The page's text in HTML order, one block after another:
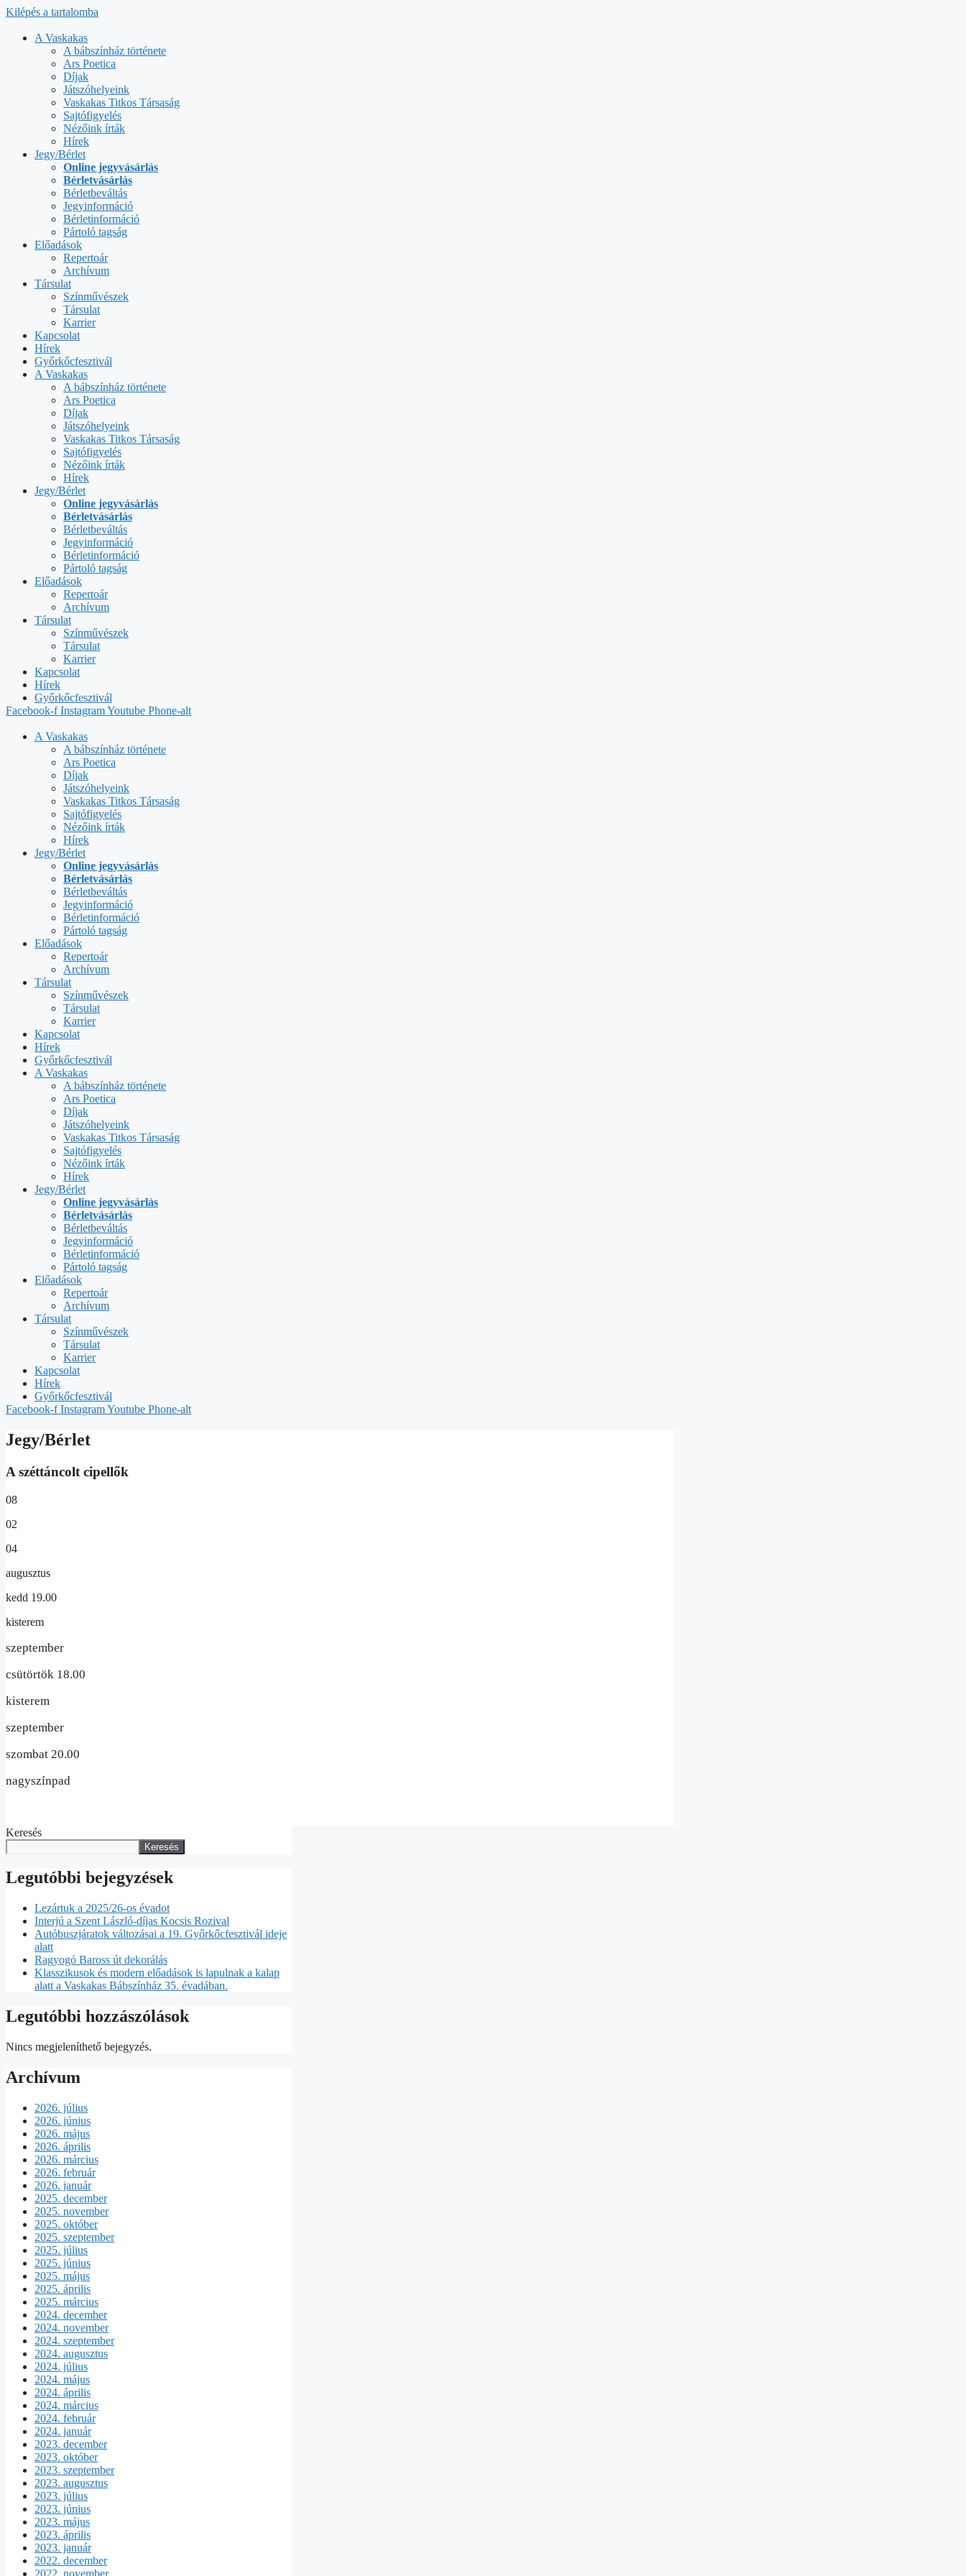
Kilépés a tartalomba
A Vaskakas
A bábszínház története
Ars Poetica
Díjak
Játszóhelyeink
Vaskakas Titkos Társaság
Sajtófigyelés
Nézőink írták
Hírek
Jegy/Bérlet
Online jegyvásárlás
Bérletvásárlás
Bérletbeváltás
Jegyinformáció
Bérletinformáció
Pártoló tagság
Előadások
Repertoár
Archívum
Társulat
Színművészek
Társulat
Karrier
Kapcsolat
Hírek
Győrkőcfesztivál
A Vaskakas
A bábszínház története
Ars Poetica
Díjak
Játszóhelyeink
Vaskakas Titkos Társaság
Sajtófigyelés
Nézőink írták
Hírek
Jegy/Bérlet
Online jegyvásárlás
Bérletvásárlás
Bérletbeváltás
Jegyinformáció
Bérletinformáció
Pártoló tagság
Előadások
Repertoár
Archívum
Társulat
Színművészek
Társulat
Karrier
Kapcsolat
Hírek
Győrkőcfesztivál
Facebook-f InstagramYoutube Phone-alt
A Vaskakas
A bábszínház története
Ars Poetica
Díjak
Játszóhelyeink
Vaskakas Titkos Társaság
Sajtófigyelés
Nézőink írták
Hírek
Jegy/Bérlet
Online jegyvásárlás
Bérletvásárlás
Bérletbeváltás
Jegyinformáció
Bérletinformáció
Pártoló tagság
Előadások
Repertoár
Archívum
Társulat
Színművészek
Társulat
Karrier
Kapcsolat
Hírek
Győrkőcfesztivál
A Vaskakas
A bábszínház története
Ars Poetica
Díjak
Játszóhelyeink
Vaskakas Titkos Társaság
Sajtófigyelés
Nézőink írták
Hírek
Jegy/Bérlet
Online jegyvásárlás
Bérletvásárlás
Bérletbeváltás
Jegyinformáció
Bérletinformáció
Pártoló tagság
Előadások
Repertoár
Archívum
Társulat
Színművészek
Társulat
Karrier
Kapcsolat
Hírek
Győrkőcfesztivál
Facebook-f InstagramYoutube Phone-alt
Jegy/Bérlet
A széttáncolt cipellők
08
02
04
augusztus
kedd 19.00
kisterem
szeptember
csütörtök 18.00
kisterem
szeptember
szombat 20.00
nagyszínpad
Keresés
Keresés
Legutóbbi bejegyzések
Lezártuk a 2025/26-os évadot
Interjú a Szent László-díjas Kocsis Rozival
Autóbuszjáratok változásai a 19. Győrkőcfesztivál ideje
alatt
Ragyogó Baross út dekorálás
Klasszikusok és modern előadások is lapulnak a kalap
alatt a Vaskakas Bábszínház 35. évadában.
Legutóbbi hozzászólások
Nincs megjeleníthető bejegyzés.
Archívum
2026. július
2026. június
2026. május
2026. április
2026. március
2026. február
2026. január
2025. december
2025. november
2025. október
2025. szeptember
2025. július
2025. június
2025. május
2025. április
2025. március
2024. december
2024. november
2024. szeptember
2024. augusztus
2024. július
2024. május
2024. április
2024. március
2024. február
2024. január
2023. december
2023. október
2023. szeptember
2023. augusztus
2023. július
2023. június
2023. május
2023. április
2023. január
2022. december
2022. november